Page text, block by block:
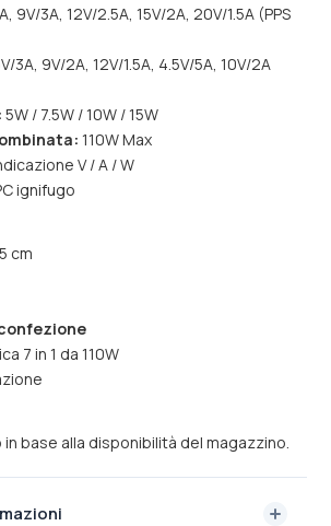
9V/3A, 12V/2.5A, 15V/2A, 20V/1.5A (PPS
3A, 9V/2A, 12V/1.5A, 4.5V/5A, 10V/2A
5W / 7.5W / 10W / 15W
110W Max
V / A / W
ignifugo
cm
7 in 1 da 110W
base alla disponibilità del magazzino.